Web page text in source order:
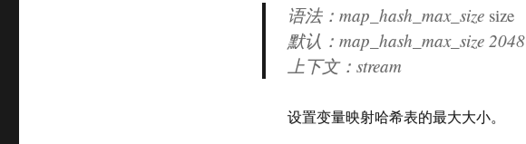
语法：map_hash_max_size size
默认：map_hash_max_size 2048
上下文：stream
设置变量映射哈希表的最大大小。